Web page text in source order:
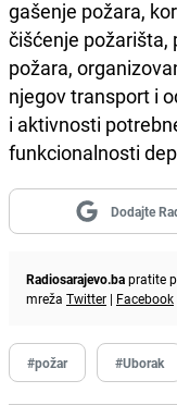
gašenje požara,
čišćenje požarišta,
požara,
njegov transport i
i aktivnosti
funkcionalnosti
Dodajte
Radiosarajevo.bapratite
mreža Twitter | Facebook
#požar #Uborak